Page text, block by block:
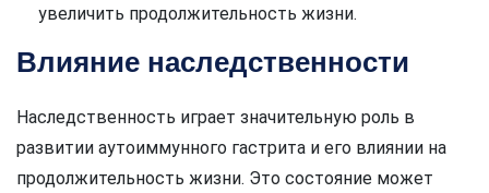
увеличить продолжительность жизни.
Влияние наследственности
Наследственность играет значительную роль в
развитии аутоиммунного гастрита и его влиянии на
продолжительность жизни. Это состояние может